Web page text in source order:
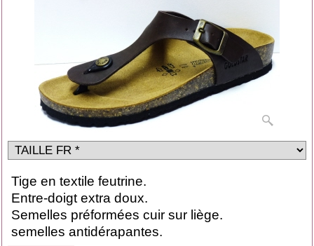
Tige en textile feutrine.
Entre-doigt extra doux.
Semelles préformées cuir sur liège.
semelles antidérapantes.